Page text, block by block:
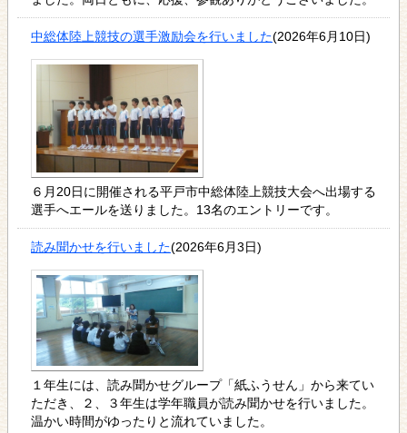
中総体陸上競技の選手激励会を行いました(2026年6月10日)
６月20日に開催される平戸市中総体陸上競技大会へ出場する
選手へエールを送りました。13名のエントリーです。
読み聞かせを行いました(2026年6月3日)
１年生には、読み聞かせグループ「紙ふうせん」から来てい
ただき、２、３年生は学年職員が読み聞かせを行いました。
温かい時間がゆったりと流れていました。